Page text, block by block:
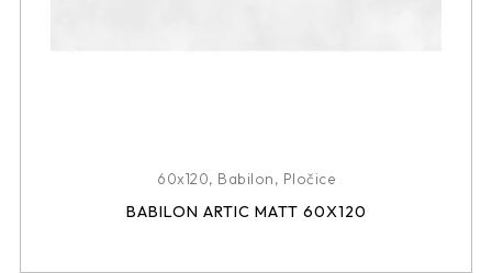
60x120, Babilon, Pločice
BABILON ARTIC MATT 60X120